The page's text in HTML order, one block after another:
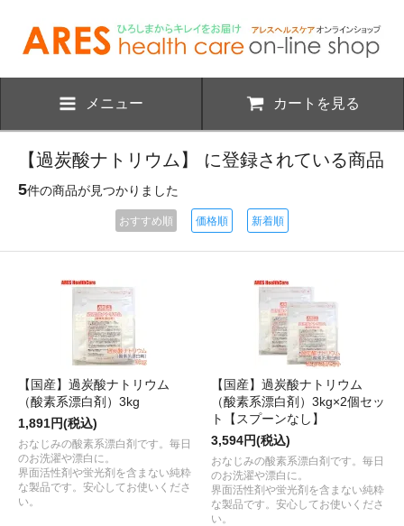
メニュー カートを見る
【過炭酸ナトリウム】 に登録されている商品
5件の商品が見つかりました
おすすめ順 価格順 新着順
【国産】過炭酸ナトリウム
（酸素系漂白剤）3kg
1,891円(税込)
おなじみの酸素系漂白剤です。毎日
のお洗濯や漂白に。
界面活性剤や蛍光剤を含まない純粋
な製品です。安心してお使いくださ
い。
【国産】過炭酸ナトリウム
（酸素系漂白剤）3kg×2個セッ
ト【スプーンなし】
3,594円(税込)
おなじみの酸素系漂白剤です。毎日
のお洗濯や漂白に。
界面活性剤や蛍光剤を含まない純粋
な製品です。安心してお使いくださ
い。